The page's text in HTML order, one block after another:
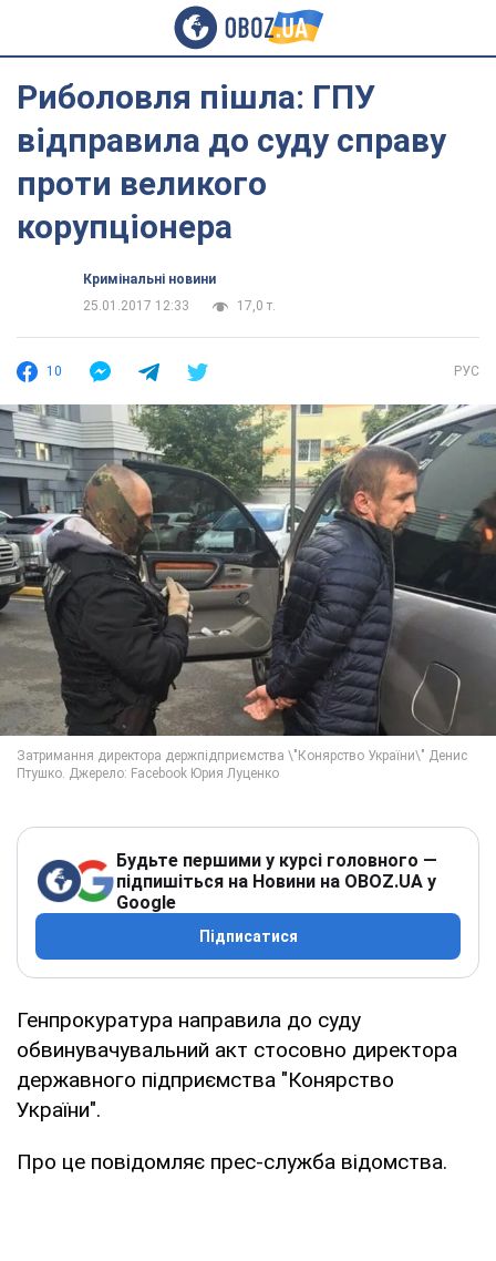
Риболовля пішла: ГПУ
відправила до суду справу
проти великого
корупціонера
Кримінальні новини
25.01.2017 12:33
17,0 т.
10 РУС
Будьте першими у курсі головного —
підпишіться на Новини на OBOZ.UA у
Google
Підписатися
Генпрокуратура направила до суду
обвинувачувальний акт стосовно директора
державного підприємства "Конярство
України".
Про це повідомляє прес-служба відомства.